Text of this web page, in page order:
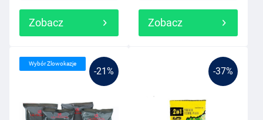
Zobacz Zobacz
-21%
Wybór Zlowokazje
-37%